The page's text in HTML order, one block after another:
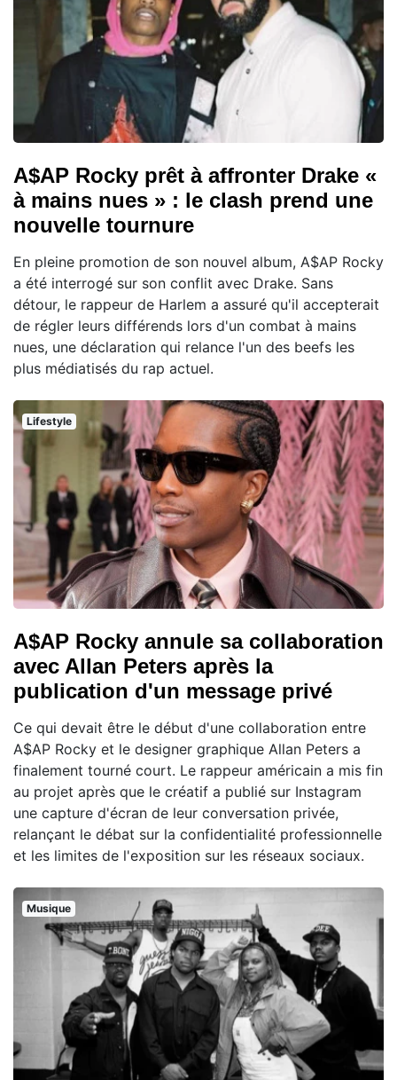
A$AP Rocky prêt à affronter Drake «
à mains nues » : le clash prend une
nouvelle tournure
En pleine promotion de son nouvel album, A$AP Rocky
a été interrogé sur son conflit avec Drake. Sans
détour, le rappeur de Harlem a assuré qu'il accepterait
de régler leurs différends lors d'un combat à mains
nues, une déclaration qui relance l'un des beefs les
plus médiatisés du rap actuel.
Lifestyle
A$AP Rocky annule sa collaboration
avec Allan Peters après la
publication d'un message privé
Ce qui devait être le début d'une collaboration entre
A$AP Rocky et le designer graphique Allan Peters a
finalement tourné court. Le rappeur américain a mis fin
au projet après que le créatif a publié sur Instagram
une capture d'écran de leur conversation privée,
relançant le débat sur la confidentialité professionnelle
et les limites de l'exposition sur les réseaux sociaux.
Musique